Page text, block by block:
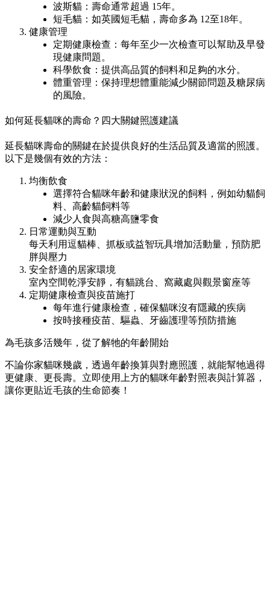
波斯貓：壽命通常超過 15年。
短毛貓：如英國短毛貓，壽命多為 12至18年。
健康管理
定期健康檢查：每年至少一次檢查可以幫助及早發
現健康問題。
科學飲食：提供高品質的飼料和足夠的水分。
體重管理：保持理想體重能減少關節問題及糖尿病
的風險。
如何延長貓咪的壽命？四大關鍵照護建議
延長貓咪壽命的關鍵在於提供良好的生活品質及適當的照護。
以下是幾個有效的方法：
均衡飲食
選擇符合貓咪年齡和健康狀況的飼料，例如幼貓飼
料、高齡貓飼料等
減少人食與高糖高鹽零食
日常運動與互動
每天利用逗貓棒、抓板或益智玩具增加活動量，預防肥
胖與壓力
安全舒適的居家環境
室內空間乾淨安靜，有貓跳台、窩藏處與觀景窗座等
定期健康檢查與疫苗施打
每年進行健康檢查，確保貓咪沒有隱藏的疾病
按時接種疫苗、驅蟲、牙齒護理等預防措施
為毛孩多活幾年，從了解牠的年齡開始
不論你家貓咪幾歲，透過年齡換算與對應照護，就能幫牠過得
更健康、更長壽。立即使用上方的貓咪年齡對照表與計算器 ，
讓你更貼近毛孩的生命節奏！